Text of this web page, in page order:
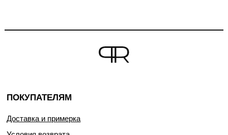
ПОКУПАТЕЛЯМ
Доставка и примерка